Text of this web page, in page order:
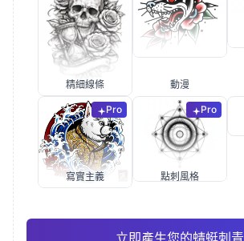
精細線條 動漫
Pro
寫實主義
Pro
點刺風格